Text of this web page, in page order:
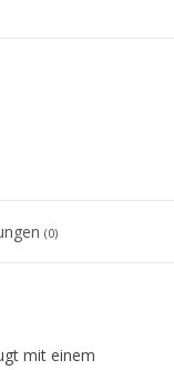
(0)
mit einem